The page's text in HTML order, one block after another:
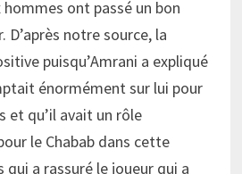
ont passé un bon
notre source, la
puisqu’Amrani a expliqué
énormément sur lui pour
et qu’il avait un rôle
le Chabab dans cette
qui a rassuré le joueur qui a